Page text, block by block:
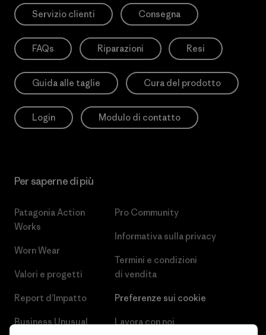
Servizio clienti Consegna
FAQs Riparazioni Resi
Guida alle taglie Cura del prodotto
Login Modulo di contatto
Per saperne di più
Patagonia Action
Works
Worn Wear
Valori e progetti
Report d’Impatto
Business Unusual
Pro Community
Informativa sulla privacy
Termini e condizioni
di vendita
Preferenze sui cookie
Lavora con noi